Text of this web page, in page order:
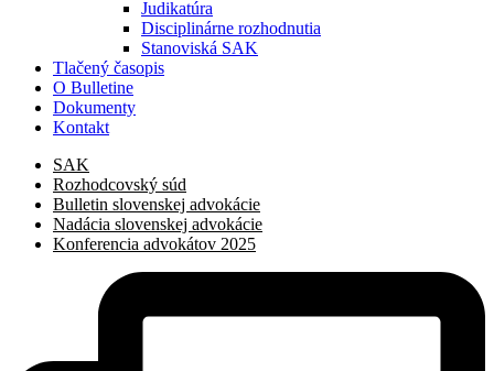
Judikatúra
Disciplinárne rozhodnutia
Stanoviská SAK
Tlačený časopis
O Bulletine
Dokumenty
Kontakt
SAK
Rozhodcovský súd
Bulletin slovenskej advokácie
Nadácia slovenskej advokácie
Konferencia advokátov 2025